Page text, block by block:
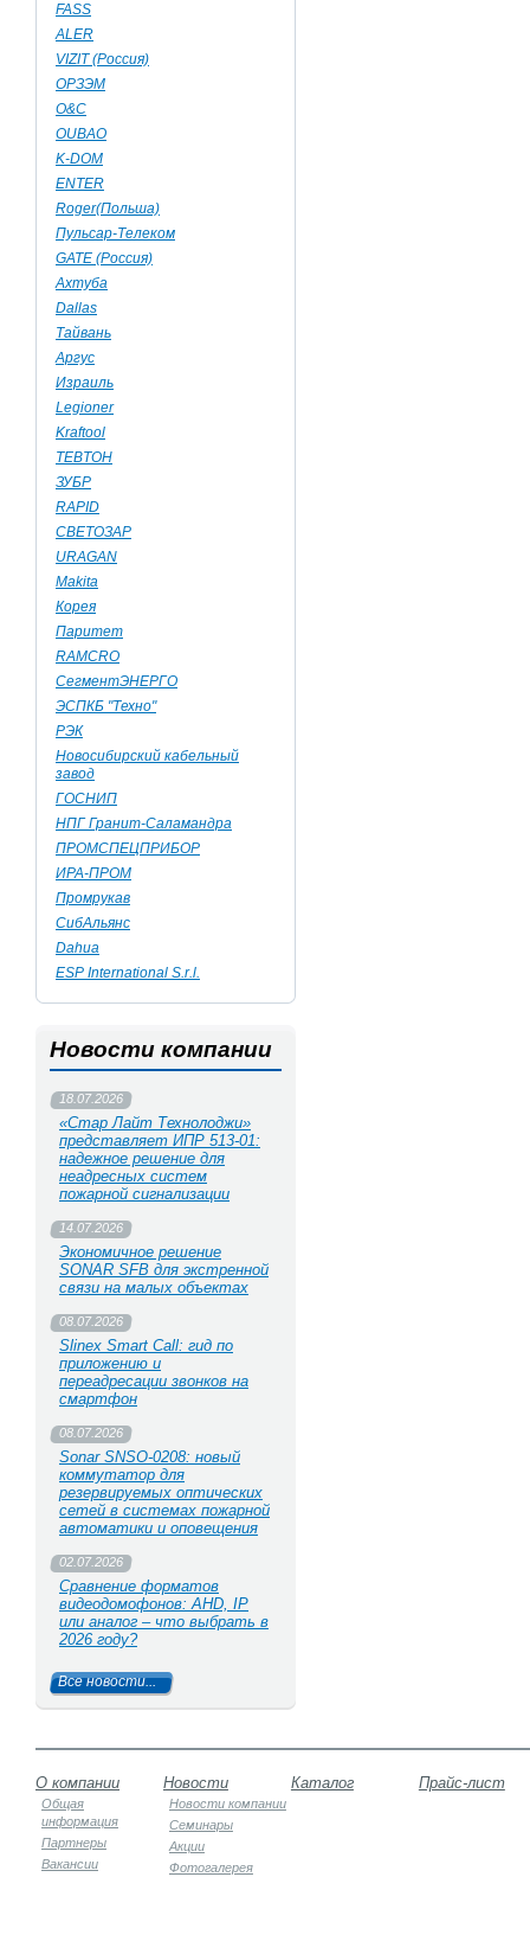
FASS
ALER
VIZIT (Россия)
ОРЗЭМ
О&C
OUBAO
K-DOM
ENTER
Roger(Польша)
Пульсар-Телеком
GATE (Россия)
Ахтуба
Dallas
Тайвань
Аргус
Израиль
Legioner
Kraftool
TEBTOH
ЗУБР
RAPID
СВЕТОЗАР
URAGAN
Makita
Корея
Паритет
RAMCRO
СегментЭНЕРГО
ЭСПКБ "Техно"
РЭК
Новосибирский кабельный
завод
ГОСНИП
НПГ Гранит-Саламандра
ПРОМСПЕЦПРИБОР
ИРА-ПРОМ
Промрукав
СибАльянс
Dahua
ESP International S.r.l.
Новости компании
18.07.2026
«Стар Лайт Технолоджи»
представляет ИПР 513‑01:
надежное решение для
неадресных систем
пожарной сигнализации
14.07.2026
Экономичное решение
SONAR SFB для экстренной
связи на малых объектах
08.07.2026
Slinex Smart Call: гид по
приложению и
переадресации звонков на
смартфон
08.07.2026
Sonar SNSO-0208: новый
коммутатор для
резервируемых оптических
сетей в системах пожарной
автоматики и оповещения
02.07.2026
Сравнение форматов
видеодомофонов: AHD, IP
или аналог – что выбрать в
2026 году?
Все новости...
О компании
Общая
информация
Партнеры
Вакансии
Новости
Новости компании
Семинары
Акции
Фотогалерея
Каталог Прайс-лист